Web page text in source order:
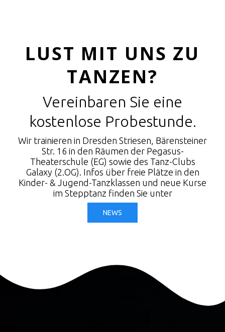
LUST MIT UNS ZU
TANZEN?
Vereinbaren Sie eine
kostenlose Probestunde.
Wir trainieren in Dresden Striesen, Bärensteiner
Str. 16 in den Räumen der Pegasus-
Theaterschule (EG) sowie des Tanz-Clubs
Galaxy (2.OG). Infos über freie Plätze in den
Kinder- & Jugend-Tanzklassen und neue Kurse
im Stepptanz finden Sie unter
NEWS